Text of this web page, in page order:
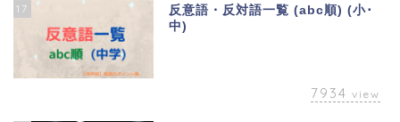
17
反意語・反対語一覧 (abc順) (小･
中)
7934 view